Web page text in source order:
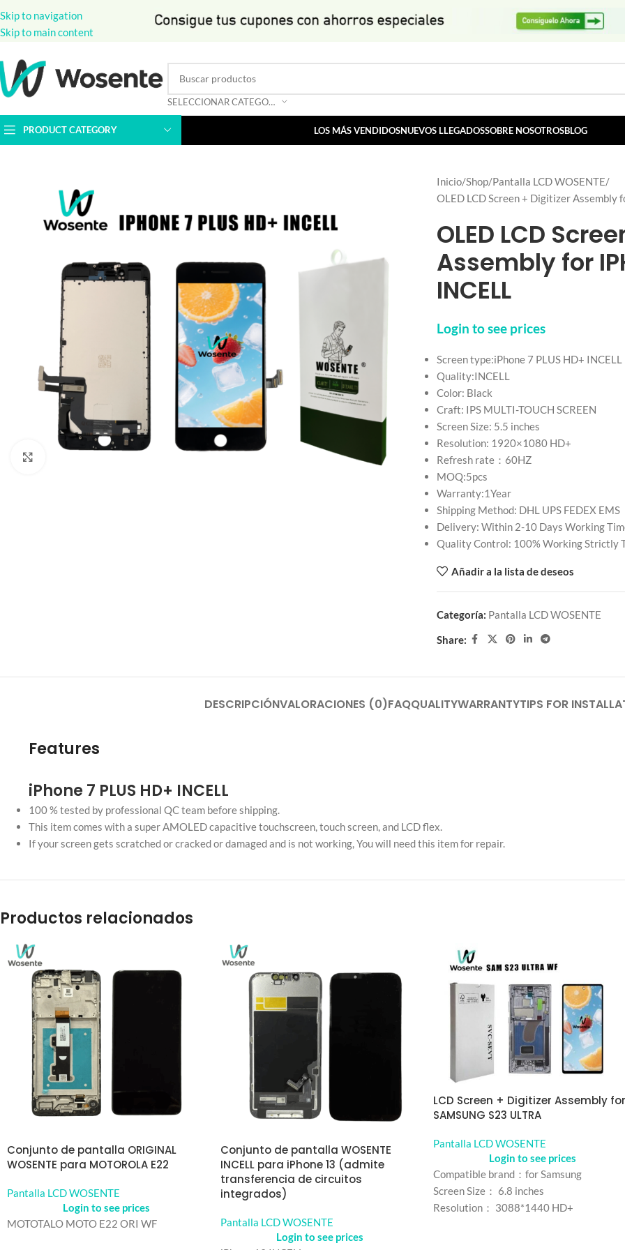
Skip to navigation
Skip to main content
SELECCIONAR CATEGORÍA
PRODUCT CATEGORY LOS MÁS VENDIDOSNUEVOS LLEGADOSSOBRE NOSOTROSBLOG
Inicio Shop Pantalla LCD WOSENTE
OLED LCD Screen + Digitizer Assembly
OLED LCD
Assembly for
INCELL
Login to see prices
Screen type:iPhone 7 PLUS HD+ INCELL
Quality:INCELL
Color: Black
Craft: IPS MULTI-TOUCH SCREEN
Screen Size: 5.5 inches
Resolution: 1920×1080 HD+
Refresh rate：60HZ
MOQ:5pcs
Warranty:1Year
Shipping Method: DHL UPS FEDEX EMS
Delivery: Within 2-10 Days Working
Quality Control: 100% Working Strictly
Añadir a la lista de deseos
Categoría: Pantalla LCD WOSENTE
Share:
DESCRIPCIÓNVALORACIONES (0)FAQQUALITYWARRANTYTIPS FOR
Features
iPhone 7 PLUS HD+ INCELL
100 % tested by professional QC team before shipping.
This item comes with a super AMOLED capacitive touchscreen, touch screen, and LCD flex.
If your screen gets scratched or cracked or damaged and is not working, You will need this item for repair.
Productos relacionados
Conjunto de pantalla ORIGINAL
WOSENTE para MOTOROLA E22
Pantalla LCD WOSENTE
Login to see prices
MOTOTALO MOTO E22 ORI WF
Conjunto de pantalla WOSENTE
INCELL para iPhone 13 (admite
transferencia de circuitos
integrados)
Pantalla LCD WOSENTE
Login to see prices
LCD Screen + Digitizer Assembly for
SAMSUNG S23 ULTRA
Pantalla LCD WOSENTE
Login to see prices
Compatible brand：for Samsung
Screen Size： 6.8 inches
Resolution： 3088*1440 HD+